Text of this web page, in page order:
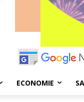
ECONOMIE